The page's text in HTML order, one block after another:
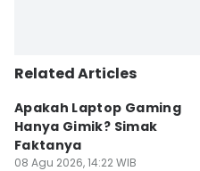
Related Articles
Apakah Laptop Gaming
Hanya Gimik? Simak
Faktanya
08 Agu 2026, 14:22 WIB